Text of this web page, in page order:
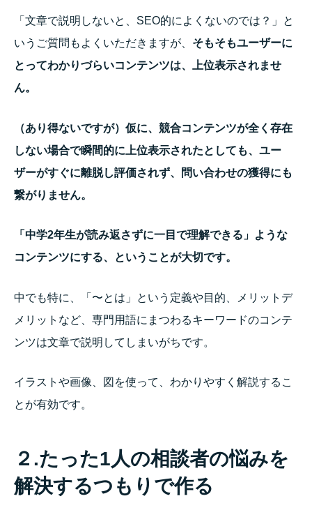
「文章で説明しないと、SEO的によくないのでは？」と
いうご質問もよくいただきますが、 そもそもユーザーに
とってわかりづらいコンテンツは、上位表示されませ
ん。
（あり得ないですが）仮に、競合コンテンツが全く存在
しない場合で瞬間的に上位表示されたとしても、 ユー
ザーがすぐに離脱し評価されず、問い合わせの獲得にも
繋がりません。
「中学2年生が読み返さずに一目で理解できる」ような
コンテンツにする、ということが大切です。
中でも特に、「〜とは」という定義や目的、メリットデ
メリットなど、専門用語にまつわるキーワードのコンテ
ンツは文章で説明してしまいがちです。
イラストや画像、図を使って、わかりやすく解説するこ
とが有効です。
２.たった1人の相談者の悩みを
解決するつもりで作る